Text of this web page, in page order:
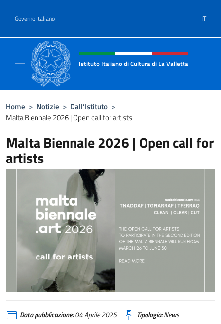
Governo Italiano IT
Intestazione sito, social e menù
Istituto Italiano di Cultura di La Valletta
Home > Notizie > Dall’Istituto >
Malta Biennale 2026 | Open call for artists
Malta Biennale 2026 | Open call for
artists
Data pubblicazione:04 Aprile 2025 Tipologia:News